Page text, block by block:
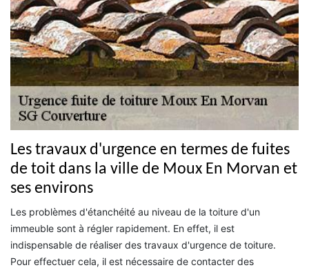
Les travaux d'urgence en termes de fuites
de toit dans la ville de Moux En Morvan et
ses environs
Les problèmes d'étanchéité au niveau de la toiture d'un
immeuble sont à régler rapidement. En effet, il est
indispensable de réaliser des travaux d'urgence de toiture.
Pour effectuer cela, il est nécessaire de contacter des